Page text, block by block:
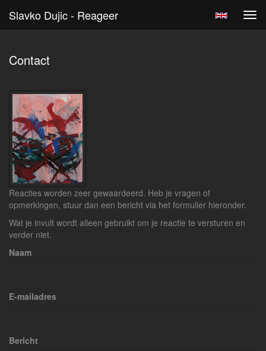
Slavko Dujic - Reageer
Contact
Reacties worden zeer gewaardeerd. Heb je vragen of
opmerkingen, stuur dan een bericht via het formulier hieronder.
Wat je invult wordt alleen gebruikt om je reactie te versturen en
verder niet.
Naam
E-mailadres
Bericht